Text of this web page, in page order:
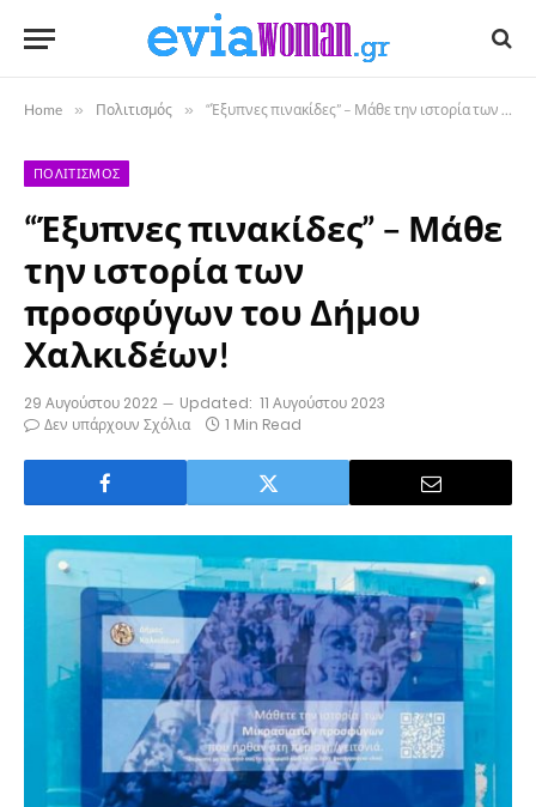
Home » Πολιτισμός » “Έξυπνες πινακίδες” – Μάθε την ιστορία των προσφύγων του Δήμου Χαλκιδέων!
ΠΟΛΙΤΙΣΜΌΣ
“Έξυπνες πινακίδες” – Μάθε
την ιστορία των
προσφύγων του Δήμου
Χαλκιδέων!
29 Αυγούστου 2022 Updated: 11 Αυγούστου 2023
Δεν υπάρχουν Σχόλια
1 Min Read